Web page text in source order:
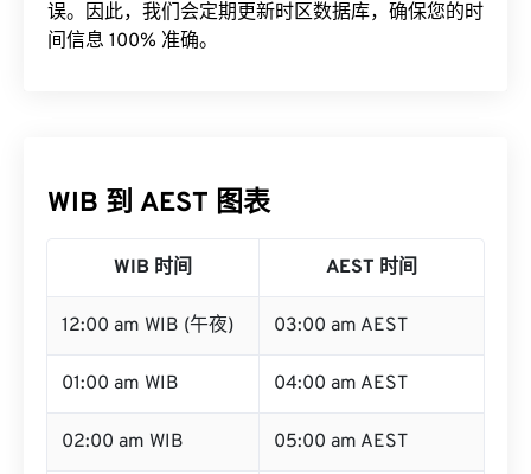
误。因此，我们会定期更新时区数据库，确保您的时
间信息 100% 准确。
WIB 到 AEST 图表
WIB 时间 AEST 时间
12:00 am WIB (午夜) 03:00 am AEST
01:00 am WIB 04:00 am AEST
02:00 am WIB 05:00 am AEST